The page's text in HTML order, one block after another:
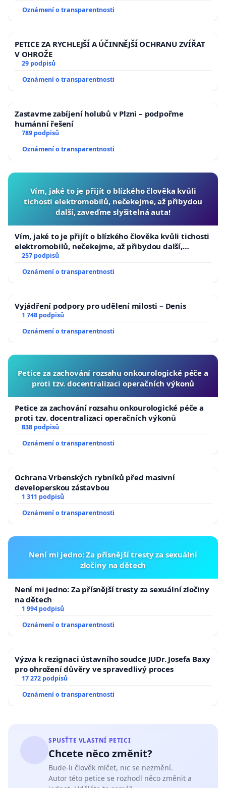
Oznámení o transparentnosti
PETICE ZA RYCHLEJŠÍ A ÚČINNĚJŠÍ OCHRANU ZVÍŘAT
V OHROŽE
29 podpisů
Oznámení o transparentnosti
Zastavme zabíjení holubů v Plzni – podpořme
humánní řešení
789 podpisů
Oznámení o transparentnosti
Vím, jaké to je přijít o blízkého člověka kvůli
tichosti elektromobilů, nečekejme, až přibydou
další, zaveďme slyšitelná auta!
Vím, jaké to je přijít o blízkého člověka kvůli tichosti
elektromobilů, nečekejme, až přibydou další,
zaveďme slyšitelná auta!
257 podpisů
Oznámení o transparentnosti
Vyjádření podpory pro udělení milosti – Denis
1 748 podpisů
Oznámení o transparentnosti
Petice za zachování rozsahu onkourologické péče a
proti tzv. docentralizaci operačních výkonů
Petice za zachování rozsahu onkourologické péče a
proti tzv. docentralizaci operačních výkonů
838 podpisů
Oznámení o transparentnosti
Ochrana Vrbenských rybníků před masivní
developerskou zástavbou
1 311 podpisů
Oznámení o transparentnosti
Není mi jedno: Za přísnější tresty za sexuální
zločiny na dětech
Není mi jedno: Za přísnější tresty za sexuální zločiny
na dětech
1 994 podpisů
Oznámení o transparentnosti
Výzva k rezignaci ústavního soudce JUDr. Josefa Baxy
pro ohrožení důvěry ve spravedlivý proces
17 272 podpisů
Oznámení o transparentnosti
SPUSŤTE VLASTNÍ PETICI
Chcete něco změnit?
Bude-li člověk mlčet, nic se nezmění.
Autor této petice se rozhodl něco změnit a